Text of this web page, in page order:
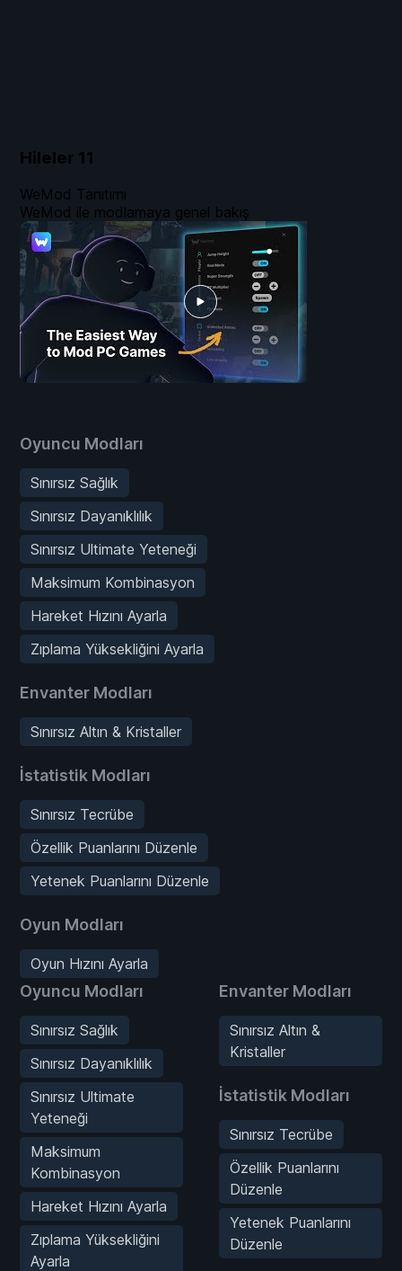
Hileler 11
Oyuncu Modları
Sınırsız Sağlık
Sınırsız Dayanıklılık
Sınırsız Ultimate Yeteneği
Maksimum Kombinasyon
Hareket Hızını Ayarla
Zıplama Yüksekliğini Ayarla
Envanter Modları
Sınırsız Altın & Kristaller
İstatistik Modları
Sınırsız Tecrübe
Özellik Puanlarını Düzenle
Yetenek Puanlarını Düzenle
Oyun Modları
Oyun Hızını Ayarla
Oyuncu Modları
Sınırsız Sağlık
Sınırsız Dayanıklılık
Sınırsız Ultimate
Yeteneği
Maksimum
Kombinasyon
Hareket Hızını Ayarla
Zıplama Yüksekliğini
Ayarla
Envanter Modları
Sınırsız Altın &
Kristaller
İstatistik Modları
Sınırsız Tecrübe
Özellik Puanlarını
Düzenle
Yetenek Puanlarını
Düzenle
WeMod Tanıtımı
WeMod ile modlamaya genel bakış